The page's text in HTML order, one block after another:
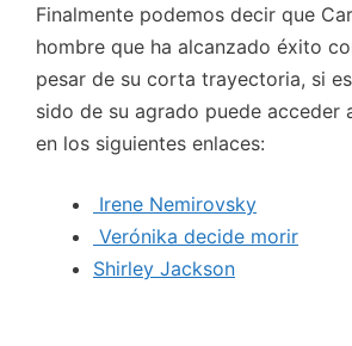
Finalmente podemos decir que
hombre que ha alcanzado éxito
pesar de su corta trayectoria, si
sido de su agrado puede acceder
en los siguientes enlaces:
Irene Nemirovsky
Verónika decide morir
Shirley Jackson